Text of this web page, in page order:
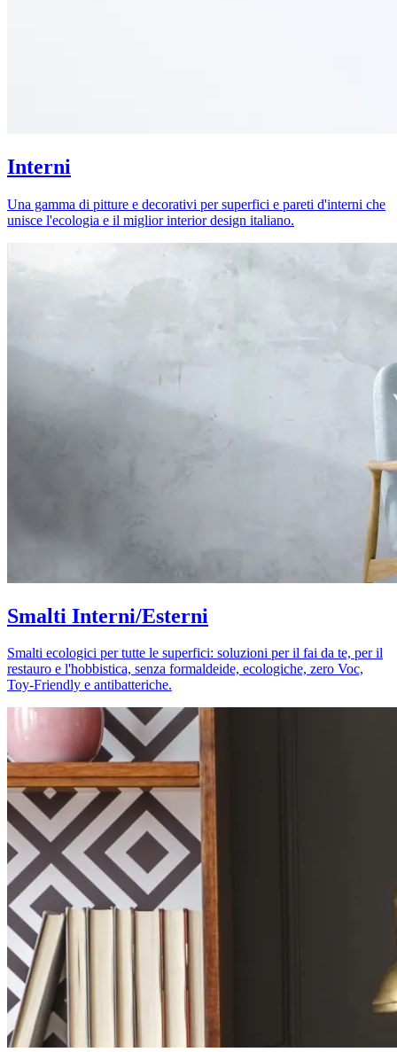
Interni
Una gamma di pitture e decorativi per superfici e pareti d'interni che
unisce l'ecologia e il miglior interior design italiano.
Smalti Interni/Esterni
Smalti ecologici per tutte le superfici: soluzioni per il fai da te, per il
restauro e l'hobbistica, senza formaldeide, ecologiche, zero Voc,
Toy-Friendly e antibatteriche.